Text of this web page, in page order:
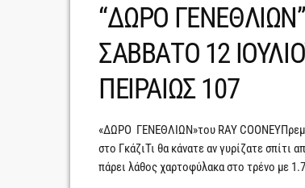
“ΔΩΡΟ
ΣΑΒΒΑΤΟ 12
ΠΕΙΡΑΙΩΣ 107
«ΔΩΡΟ ΓΕΝΕΘΛΙΩΝ»του RAY
στο ΓκάζιΤι θα κάνατε αν γυρίζατε σπίτι
πάρει λάθος χαρτοφύλακα στο τρένο με